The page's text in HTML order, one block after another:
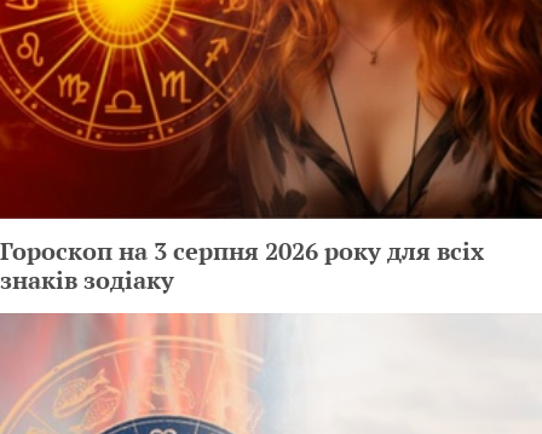
Гороскоп на 3 серпня 2026 року для всіх
знаків зодіаку